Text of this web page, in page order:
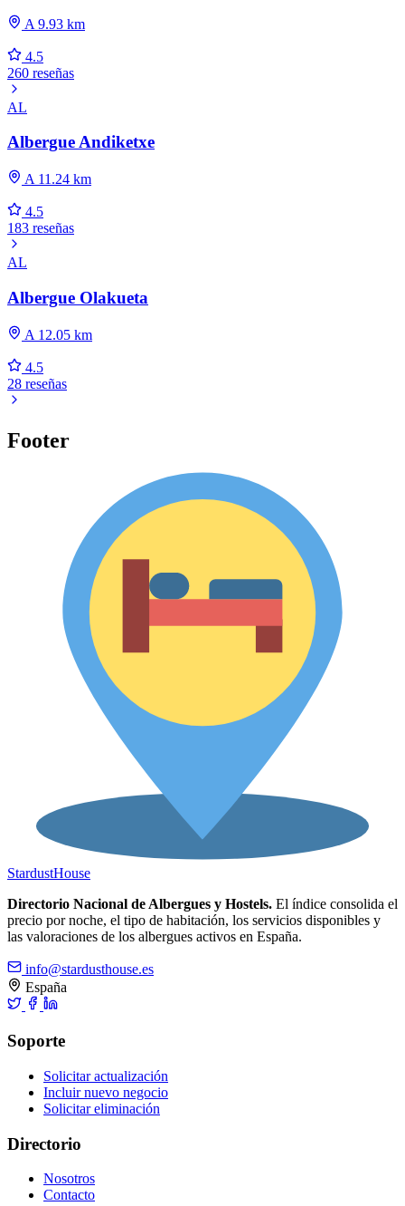
A 9.93 km
4.5
260 reseñas
AL
Albergue Andiketxe
A 11.24 km
4.5
183 reseñas
AL
Albergue Olakueta
A 12.05 km
4.5
28 reseñas
Footer
StardustHouse
Directorio Nacional de Albergues y Hostels. El índice consolida el
precio por noche, el tipo de habitación, los servicios disponibles y
las valoraciones de los albergues activos en España.
info@stardusthouse.es
España
Soporte
Solicitar actualización
Incluir nuevo negocio
Solicitar eliminación
Directorio
Nosotros
Contacto